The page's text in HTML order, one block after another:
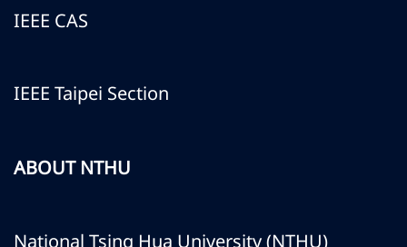
IEEE CAS
IEEE Taipei Section
ABOUT NTHU
National Tsing Hua University (NTHU)